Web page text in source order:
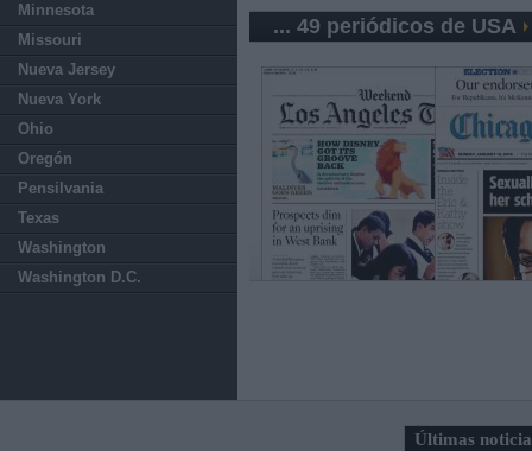
Minnesota
Missouri
Nueva Jersey
Nueva York
Ohio
Oregón
Pensilvania
Texas
Washington
Washington D.C.
... 49 periódicos de USA
Últimas